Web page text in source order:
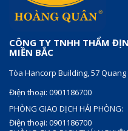
CÔNG TY TNHH THẨM
MIỀN BẮC
Tòa Hancorp Building, 57 Quang
Điện thoại: 0901186700
PHÒNG GIAO DỊCH HẢI PHÒNG:
Điện thoại: 0901186700